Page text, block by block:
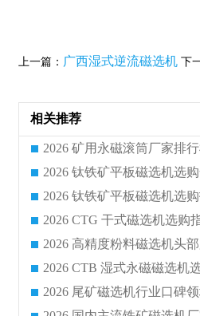
上一篇： 广西湿式逆流磁选机 下
相关推荐
2026 CTG 干式磁选机选购